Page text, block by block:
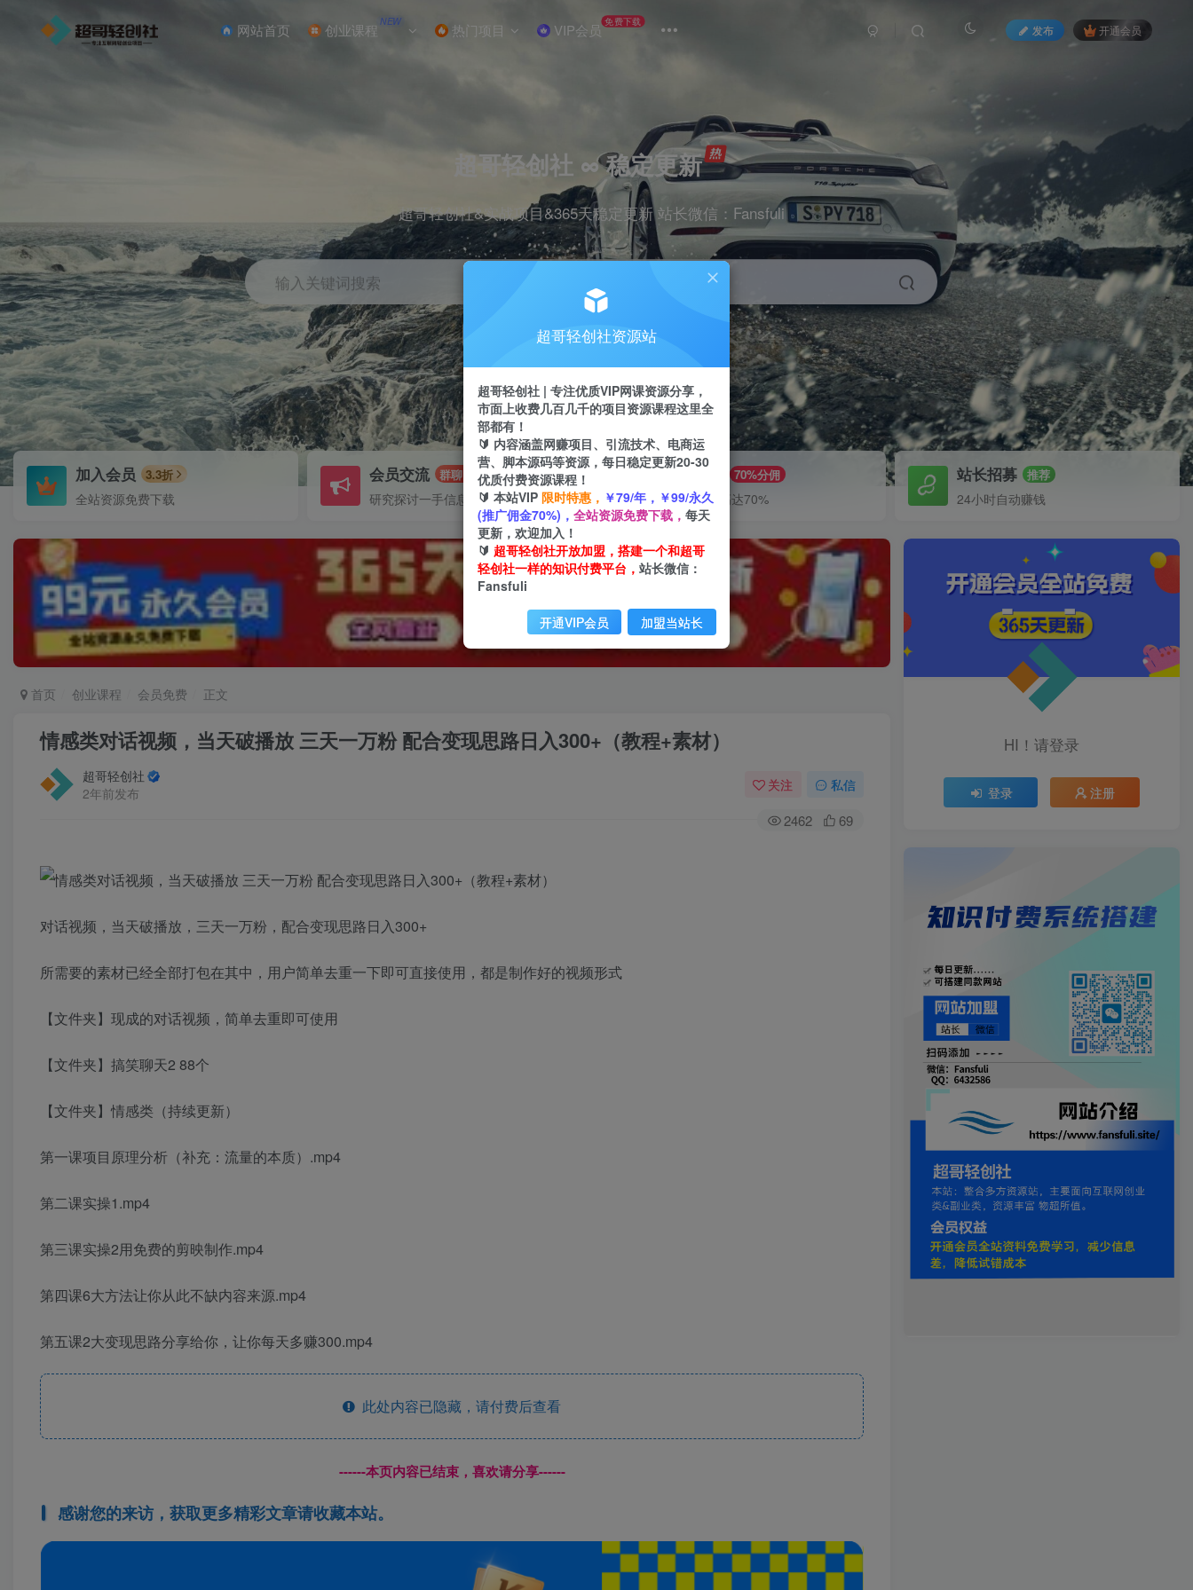
网站首页 创业课程 NEW 热门项目 VIP会员 免费下载
发布 开通会员
超哥轻创社 ∞ 稳定更新
超哥轻创社&实战项目&365天稳定更新 站长微信：Fansfuli
输入关键词搜索
剪辑 电商 小红书
加入会员 3.3折
全站资源免费下载
会员交流 群聊
研究探讨一手信息差
推广赚钱 70%分佣
推广返佣高达70%
站长招募 推荐
24小时自动赚钱
首页 创业课程 会员免费 正文
情感类对话视频，当天破播放 三天一万粉 配合变现思路日入300+（教程+素材）
超哥轻创社
2年前发布
关注 私信
2462 69
对话视频，当天破播放，三天一万粉，配合变现思路日入300+
所需要的素材已经全部打包在其中，用户简单去重一下即可直接使用，都是制作好的视频形式
【文件夹】现成的对话视频，简单去重即可使用
【文件夹】搞笑聊天2 88个
【文件夹】情感类（持续更新）
第一课项目原理分析（补充：流量的本质）.mp4
第二课实操1.mp4
第三课实操2用免费的剪映制作.mp4
第四课6大方法让你从此不缺内容来源.mp4
第五课2大变现思路分享给你，让你每天多赚300.mp4
此处内容已隐藏，请付费后查看
------本页内容已结束，喜欢请分享------
感谢您的来访，获取更多精彩文章请收藏本站。
HI！请登录
登录 注册
超哥轻创社资源站
超哥轻创社 | 专注优质VIP网课资源分享，
市面上收费几百几千的项目资源课程这里全
部都有！
🔰 内容涵盖网赚项目、引流技术、电商运
营、脚本源码等资源，每日稳定更新20-30
优质付费资源课程！
🔰 本站VIP 限时特惠， ￥79/年，￥99/永久
(推广佣金70%)， 全站资源免费下载， 每天
更新，欢迎加入！
🔰 超哥轻创社开放加盟，搭建一个和超哥
轻创社一样的知识付费平台， 站长微信：
Fansfuli
开通VIP会员 加盟当站长